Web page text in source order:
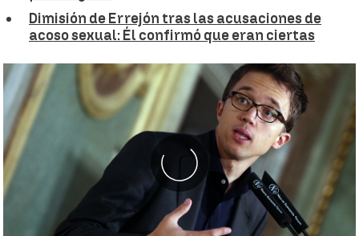
Dimisión de Errejón tras las acusaciones de
acoso sexual: Él confirmó que eran ciertas